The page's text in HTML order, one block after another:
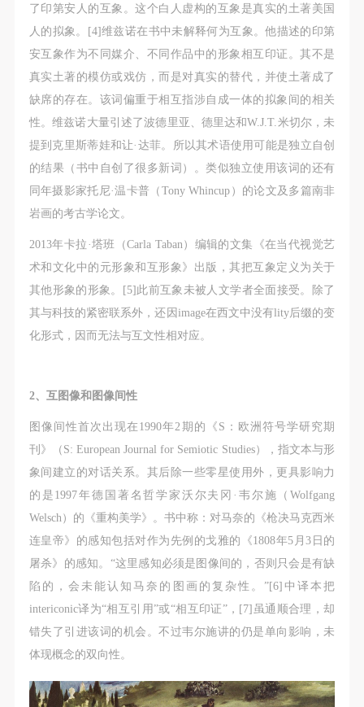
了印第安人的互象。这个白人虚构的互象是真实的土著美国
人的拟象。[4]维兹诺在书中未解释何为互象。他描述的印第
安互象作为不同媒介、不同作品中的形象相互印证。其不是
真实土著的模仿或戏仿，而是对真实的替代，并使土著成了
缺席的存在。该词偏重于相互指涉自成一体的拟象间的相关
性。维兹诺大量引述了波德里亚、德里达和W.J.T.米切尔，未
提到克里斯蒂娃和让·达菲。所以其术语使用可能是独立自创
的结果（书中自创了很多新词）。类似独立使用该词的还有
同年摄影家托尼·温卡普（Tony Whincup）的论文及多篇南非
岩画的考古学论文。
2013年卡拉·塔班（Carla Taban）编辑的文集《在当代视觉艺
术和文化中的元形象和互形象》出版，其把互象定义为关于
其他形象的形象。[5]此前互象未被人文学者全面接受。除了
其与科技的紧密联系外，还因image在西文中没有lity后缀的变
化形式，因而无法与互文性相对应。
2、互图像和图像间性
图像间性首次出现在1990年2期的《S：欧洲符号学研究期
刊》（S: European Journal for Semiotic Studies），指文本与形
象间建立的对话关系。其后除一些零星使用外，更具影响力
的是1997年德国著名哲学家沃尔夫冈·韦尔施（Wolfgang
Welsch）的《重构美学》。书中称：对马奈的《枪决马克西米
连皇帝》的感知包括对作为先例的戈雅的《1808年5月3日的
屠杀》的感知。“这里感知必须是图像间的，否则只会是有缺
陷的，会未能认知马奈的图画的复杂性。”[6]中译本把
intericonic译为“相互引用”或“相互印证”，[7]虽通顺合理，却
错失了引进该词的机会。不过韦尔施讲的仍是单向影响，未
体现概念的双向性。
（2）、使用形式 用于中央美术学院图书出版、销售
附带光盘及宣传资料。
（3）、使用地域范围
适用地域范围包括国内和国外。
使用肖像的媒介限于不损害甲方肖像权的任何媒介
（如杂志、网络等）。
三、肖像权使用期限
永久使用。
四、许可使用费用
乙方于拍摄完带有甲方肖像的作品无需支付甲方任何
费用。
附则
（1）、本协议未尽事宜，经双方友好协商后可作为
本协议的补充协议，并不得违反相关法律法规规定。
起生效。
份，甲乙双方各执一份，均具有同等法律效力。
活动参与者意味着接受并承担本协议的全部义务，未
同意者意味着放弃参加此次活动的权利。凡参加这次
活动前，必须事先与自己的家属沟通，取得家属同
意，同时知晓并同意本免责声明。参加者签名/勾选
后，视作其家属也已知晓并同意。
我已认真阅读上述条款，并且同意。
（2）、使用形式 用于中央美术学院图书出版、销售
附带光盘及宣传资料。
（3）、使用地域范围
适用地域范围包括国内和国外。
使用肖像的媒介限于不损害甲方肖像权的任何媒介
（如杂志、网络等）。
三、肖像权使用期限
永久使用。
四、许可使用费用
乙方于拍摄完带有甲方肖像的作品无需支付甲方任何
费用。
附则
（1）、本协议未尽事宜，经双方友好协商后可作为
本协议的补充协议，并不得违反相关法律法规规定。
起生效。
份，甲乙双方各执一份，均具有同等法律效力。
活动参与者意味着接受并承担本协议的全部义务，未
同意者意味着放弃参加此次活动的权利。凡参加这次
活动前，必须事先与自己的家属沟通，取得家属同
意，同时知晓并同意本免责声明。参加者签名/勾选
后，视作其家属也已知晓并同意。
我已认真阅读上述条款，并且同意。
（2）、使用形式 用于中央美术学院图书出版、销售
附带光盘及宣传资料。
（3）、使用地域范围
适用地域范围包括国内和国外。
使用肖像的媒介限于不损害甲方肖像权的任何媒介
（如杂志、网络等）。
三、肖像权使用期限
永久使用。
四、许可使用费用
乙方于拍摄完带有甲方肖像的作品无需支付甲方任何
费用。
附则
（1）、本协议未尽事宜，经双方友好协商后可作为
本协议的补充协议，并不得违反相关法律法规规定。
起生效。
份，甲乙双方各执一份，均具有同等法律效力。
活动参与者意味着接受并承担本协议的全部义务，未
同意者意味着放弃参加此次活动的权利。凡参加这次
活动前，必须事先与自己的家属沟通，取得家属同
意，同时知晓并同意本免责声明。参加者签名/勾选
后，视作其家属也已知晓并同意。
我已认真阅读上述条款，并且同意。